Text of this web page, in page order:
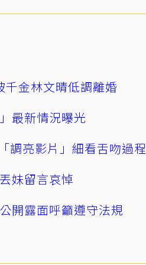
金林文晴低調離婚
最新情況曝光
調亮影片」細看舌吻過程
妹留言哀悼
開露面呼籲遵守法規